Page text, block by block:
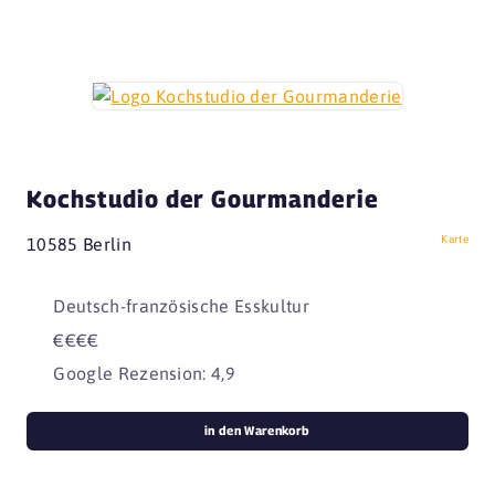
Kochstudio der Gourmanderie
10585 Berlin Karte
Deutsch-französische Esskultur
€€€€
Google Rezension: 4,9
in den Warenkorb